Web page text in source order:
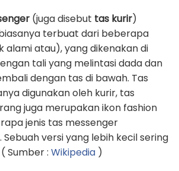
(juga disebut tas kurir)
terbuat dari beberapa
alami atau), yang dikenakan di
tali yang melintasi dada dan
dengan tas di bawah. Tas
digunakan oleh kurir, tas
juga merupakan ikon fashion
jenis tas messenger
. Sebuah versi yang lebih kecil sering
( Sumber : Wikipedia )